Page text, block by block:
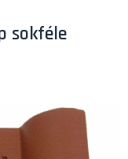
sokféle